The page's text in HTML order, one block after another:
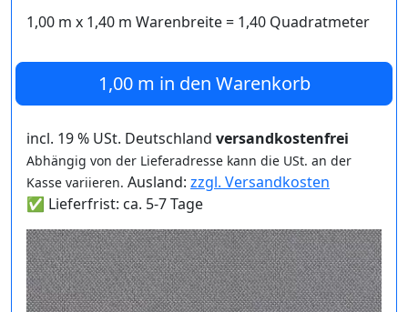
1,00 m x 1,40 m Warenbreite = 1,40 Quadratmeter
1,00 m in den Warenkorb
incl. 19 % USt. Deutschland versandkostenfrei
Abhängig von der Lieferadresse kann die USt. an der
Kasse variieren. Ausland: zzgl. Versandkosten
✅ Lieferfrist: ca. 5-7 Tage